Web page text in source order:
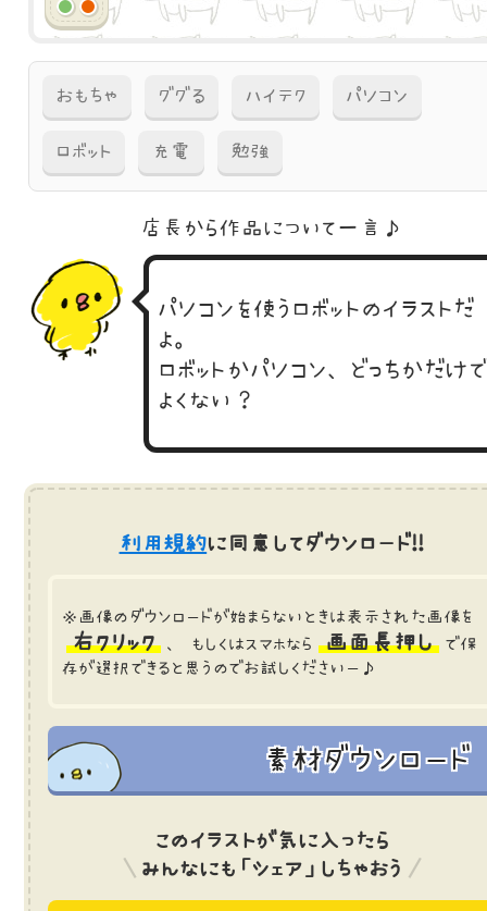
おもちゃ ググる ハイテク パソコン
ロボット 充電 勉強
店長から作品に ついて一言♪
パソコンを使うロボットのイラストだ
よ。
ロボットかパソコン、どっちかだけ
よくない？
利用規約に同意してダウンロード!!
※画像のダウンロードが始まらないときは表示された画像を
右クリック 、 もしくはスマホなら 画面長押し
で保
存が選択できると思うのでお試しくださいー♪
素材ダウンロード
このイラストが気に入ったら
みんなにも「シェア」しちゃおう